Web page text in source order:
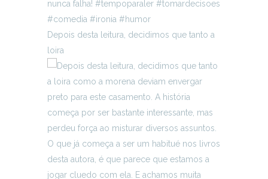
Depois desta leitura, decidimos que tanto a
loira